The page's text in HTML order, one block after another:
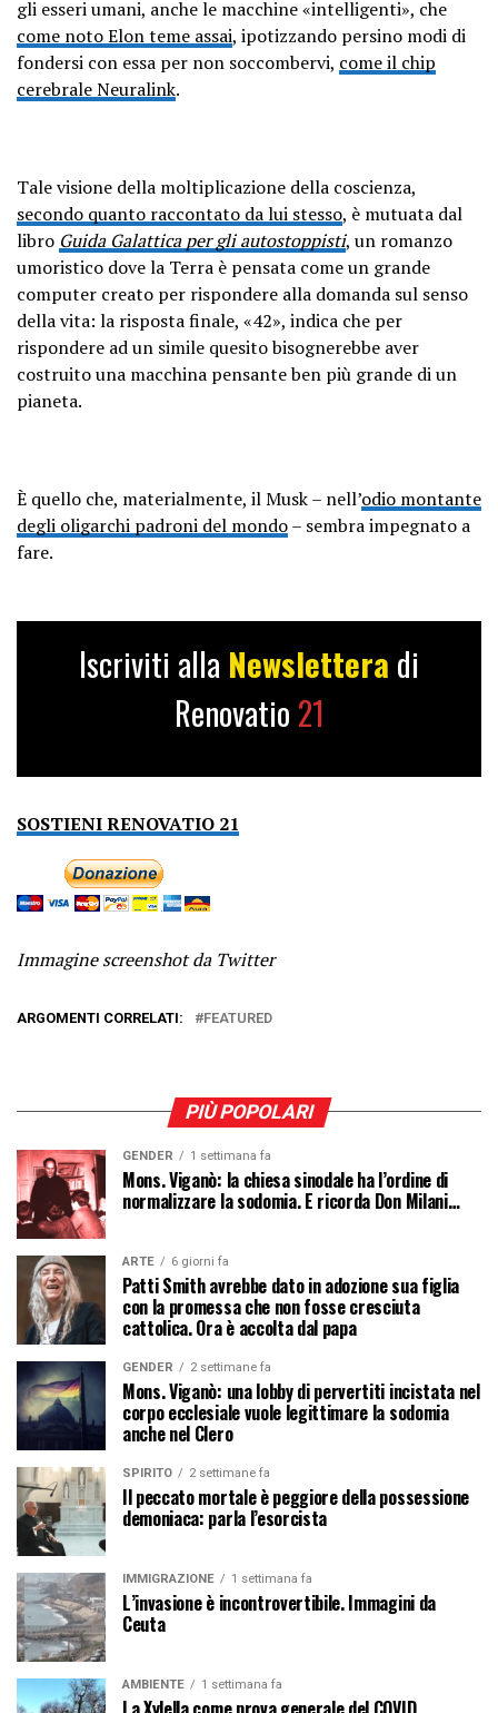
gli esseri umani, anche le macchine «intelligenti», che
come noto Elon teme assai, ipotizzando persino modi di
fondersi con essa per non soccombervi, come il chip
cerebrale Neuralink.
Tale visione della moltiplicazione della coscienza,
secondo quanto raccontato da lui stesso, è mutuata dal
libro Guida Galattica per gli autostoppisti, un romanzo
umoristico dove la Terra è pensata come un grande
computer creato per rispondere alla domanda sul senso
della vita: la risposta finale, «42», indica che per
rispondere ad un simile quesito bisognerebbe aver
costruito una macchina pensante ben più grande di un
pianeta.
È quello che, materialmente, il Musk – nell’odio montante
degli oligarchi padroni del mondo– sembra impegnato a
fare.
Iscriviti alla Newslettera di
Renovatio 21
SOSTIENI RENOVATIO 21
Immagine screenshot da Twitter
ARGOMENTI CORRELATI: FEATURED
PIÙ POPOLARI
GENDER 1 settimana fa
Mons. Viganò: la chiesa sinodale ha l’ordine di
normalizzare la sodomia. E ricorda Don Milani…
ARTE 6 giorni fa
Patti Smith avrebbe dato in adozione sua figlia
con la promessa che non fosse cresciuta
cattolica. Ora è accolta dal papa
GENDER 2 settimane fa
Mons. Viganò: una lobby di pervertiti incistata nel
corpo ecclesiale vuole legittimare la sodomia
anche nel Clero
SPIRITO 2 settimane fa
Il peccato mortale è peggiore della possessione
demoniaca: parla l’esorcista
IMMIGRAZIONE 1 settimana fa
L’invasione è incontrovertibile. Immagini da
Ceuta
AMBIENTE 1 settimana fa